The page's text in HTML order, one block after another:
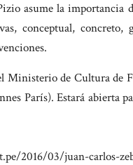
asume la importancia
conceptual,
de Cultura de
París). Estará abierta
2016/03/juan-carlos-